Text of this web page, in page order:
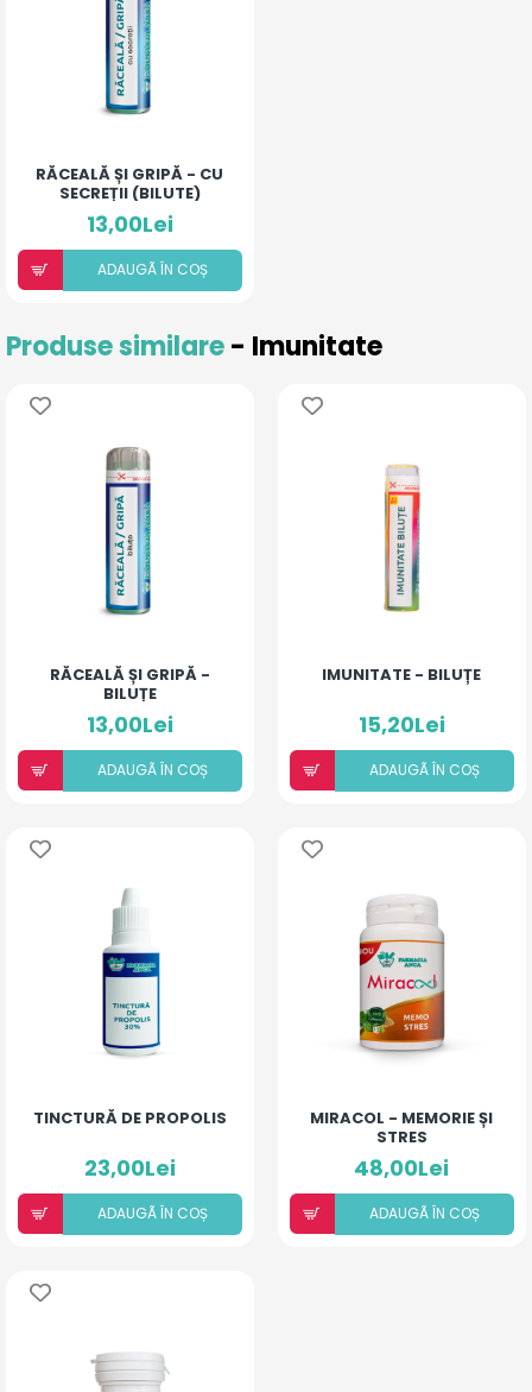
RĂCEALĂ ȘI GRIPĂ - CU
SECREȚII (BILUTE)
13,00Lei
ADAUGÃ ÎN COȘ
Produse similare- Imunitate
RĂCEALĂ ȘI GRIPĂ -
BILUȚE
13,00Lei
ADAUGÃ ÎN COȘ
IMUNITATE - BILUȚE
15,20Lei
ADAUGÃ ÎN COȘ
TINCTURĂ DE PROPOLIS
23,00Lei
ADAUGÃ ÎN COȘ
MIRACOL - MEMORIE ȘI
STRES
48,00Lei
ADAUGÃ ÎN COȘ